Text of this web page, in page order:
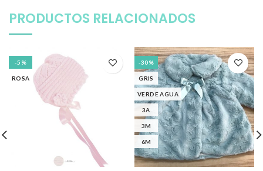
PRODUCTOS RELACIONADOS
-5%
ROSA
-30%
GRIS
VERDE AGUA
3A
3M
6M